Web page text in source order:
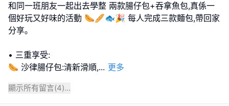
和同一班朋友一起出去學整 兩款腸仔包+吞拿魚包,真係一
個好玩又好味的活動 🌭🥖🐟🎉 每人完成三款麵包,帶回家
分享｡
• 三重享受:
🌭 沙律腸仔包:清新滑順,... 更多
顯示所有留言(4)...